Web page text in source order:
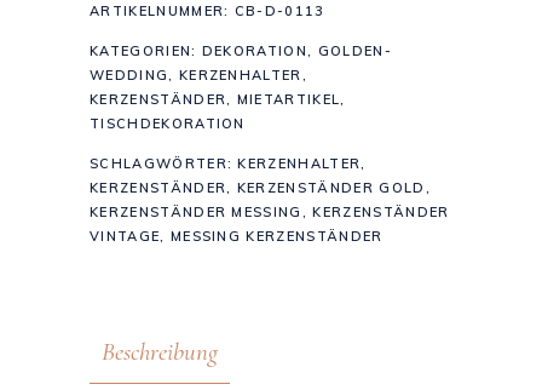
ARTIKELNUMMER: CB-D-0113
KATEGORIEN: DEKORATION, GOLDEN-
WEDDING, KERZENHALTER,
KERZENSTÄNDER, MIETARTIKEL,
TISCHDEKORATION
SCHLAGWÖRTER:KERZENHALTER,
KERZENSTÄNDER, KERZENSTÄNDER GOLD ,
KERZENSTÄNDER MESSING ,KERZENSTÄNDER
VINTAGE, MESSING KERZENSTÄNDER
Beschreibung